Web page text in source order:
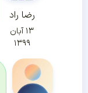
رضا راد
۱۳ آبان
۱۳۹۹